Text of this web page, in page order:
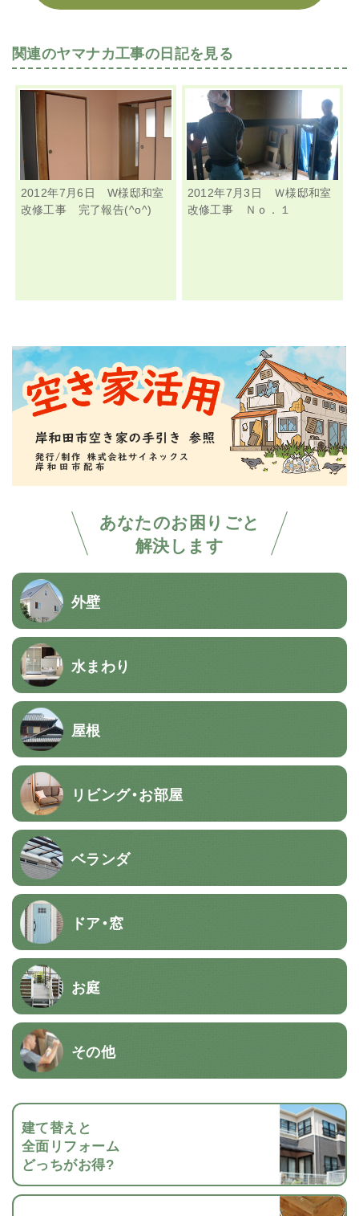
あなたのお困りごと
解決します
外壁
水まわり
屋根
リビング・お部屋
ベランダ
ドア・窓
お庭
その他
建て替えと
全面リフォーム
どっちがお得?
関連のヤマナカ工事の日記を見る
2012年7月6日 W様邸和室
改修工事 完了報告(^o^)
2012年7月3日 Ｗ様邸和室
改修工事 Ｎｏ．１